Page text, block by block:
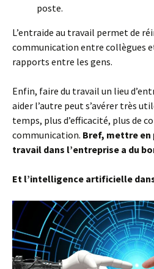
poste.
L’entraide au travail permet de
communication entre collègues
rapports entre les gens.
Enfin, faire du travail un lieu
aider l’autre peut s’avérer très
temps, plus d’efficacité, plus de
communication. Bref, mettre en
travail dans l’entreprise a du
Et l’intelligence artificielle